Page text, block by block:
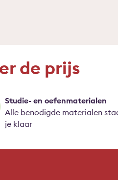
de prijs
Studie- en oefenmaterialen
Alle benodigde materialen
je klaar